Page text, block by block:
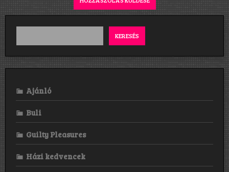
KERESÉS
Ajánló
Buli
Guilty Pleasures
Házi kedvencek